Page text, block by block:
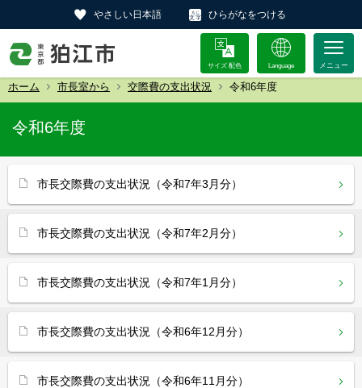
やさしい日本語 ひらがなをつける
サイズ 配色 Language
ホーム 市長室から 交際費の支出状況 令和6年度
令和6年度
市長交際費の支出状況（令和7年3月分）
市長交際費の支出状況（令和7年2月分）
市長交際費の支出状況（令和7年1月分）
市長交際費の支出状況（令和6年12月分）
市長交際費の支出状況（令和6年11月分）